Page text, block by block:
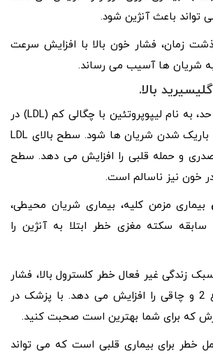
تواند باعث آنژین شود.
زمان، فشار خون بالا با افزایش سرعت
ها آسیب می رساند.
بالا.
کلسترول بد بیش از حد، به نام لیپوپروتئین با چگالی کم (LDL) در
خون می تواند باعث باریک شدن شریان ها شود. سطح بالای LDL
صدری و حمله قلبی را افزایش می دهد. سطح
خون نیز ناسالم است.
بیماری مزمن کلیه، بیماری شریان محیطی،
سابقه سکته مغزی خطر ابتلا به آنژین را
زندگی غیر فعال خطر کلسترول بالا، فشار
خون بالا، دیابت نوع 2 و چاقی را افزایش می دهد. با پزشک در
که برای شما بهترین است صحبت کنید.
خطر برای بیماری قلبی است که می تواند